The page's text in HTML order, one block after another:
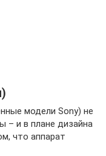
модели Sony) не
– и в плане дизайна
что аппарат